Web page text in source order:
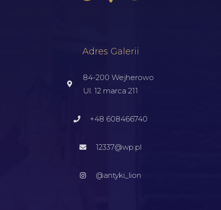
Adres Galerii
84-200 Wejherowo
Ul. 12 marca 211
+48 608466740
12337@wp.pl
@antyki_lion